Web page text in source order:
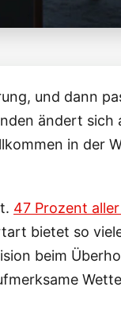
und dann
ändert sich
in der
47 Prozent
bietet so
beim